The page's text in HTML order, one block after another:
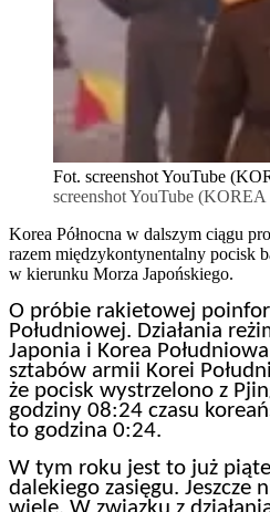
Fot. screenshot YouTube
screenshot YouTube
Korea Północna w dalszym ciągu
razem międzykontynentalny pocisk
w kierunku Morza Japońskiego.
O próbie rakietowej
Południowej. Działania
Japonia i Korea
sztabów armii Korei
że pocisk wystrzelono z
godziny 08:24 czasu
to godzina 0:24.
W tym roku jest to już
dalekiego zasięgu. Jeszcze